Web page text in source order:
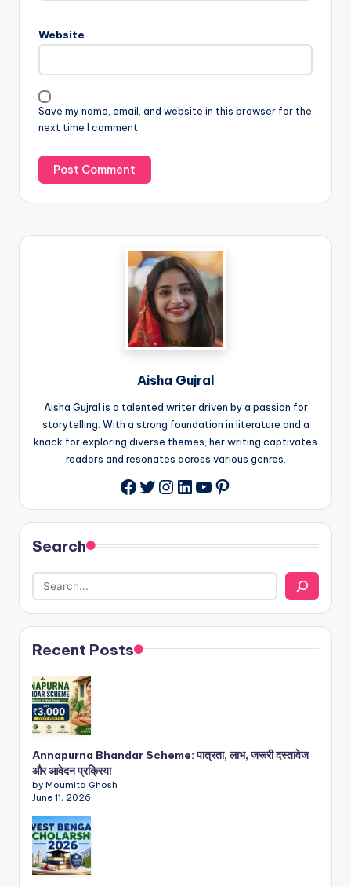
Website
Save my name, email, and website in this browser for the
next time I comment.
Aisha Gujral
Aisha Gujral is a talented writer driven by a passion for
storytelling. With a strong foundation in literature and a
knack for exploring diverse themes, her writing captivates
readers and resonates across various genres.
Facebook
Twitter
Instagram
LinkedIn
YouTube
Pinterest
Search
Recent Posts
Annapurna Bhandar Scheme: पात्रता, लाभ, जरूरी दस्तावेज
और आवेदन प्रक्रिया
by Moumita Ghosh
June 11, 2026